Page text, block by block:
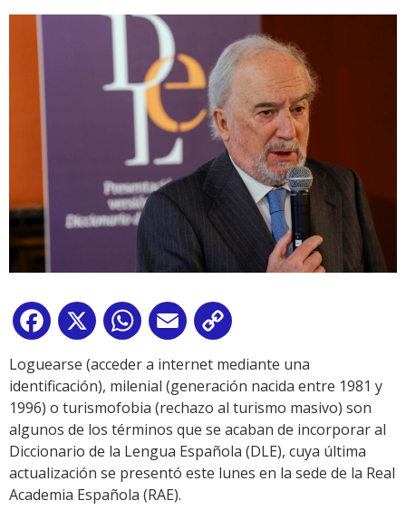
Facebook
X WhatsApp
Email
Link
Loguearse (acceder a internet mediante una
identificación), milenial (generación nacida entre 1981 y
1996) o turismofobia (rechazo al turismo masivo) son
algunos de los términos que se acaban de incorporar al
Diccionario de la Lengua Española (DLE), cuya última
actualización se presentó este lunes en la sede de la Real
Academia Española (RAE).